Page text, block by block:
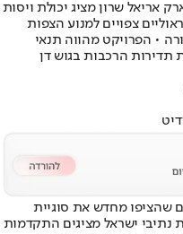
אריאל שרון מציג יכולת ויסות
צפויים למנוע הצפות
• הפרויקט מהווה תנאי
תדירות הרכבות בגוש דן
שהציפו מחדש את סוגיית
ישראל מציגים התקדמות